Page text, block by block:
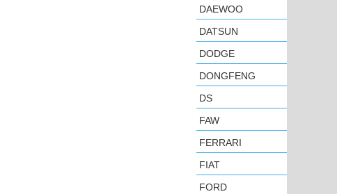
DAEWOO
DATSUN
DODGE
DONGFENG
DS
FAW
FERRARI
FIAT
FORD